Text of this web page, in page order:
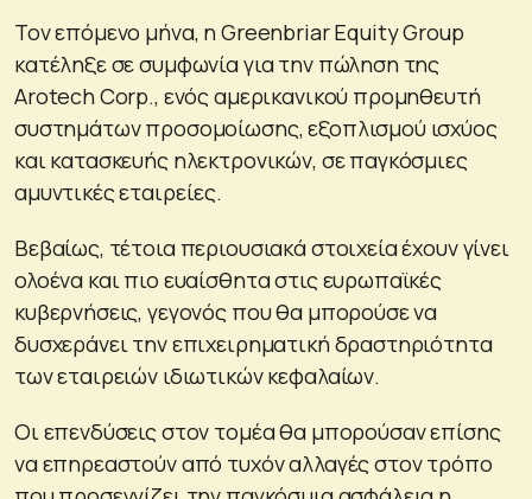
Τον επόμενο μήνα, η Greenbriar Equity Group
κατέληξε σε συμφωνία για την πώληση της
Arotech Corp., ενός αμερικανικού προμηθευτή
συστημάτων προσομοίωσης, εξοπλισμού ισχύος
και κατασκευής ηλεκτρονικών, σε παγκόσμιες
αμυντικές εταιρείες.
Βεβαίως, τέτοια περιουσιακά στοιχεία έχουν γίνει
ολοένα και πιο ευαίσθητα στις ευρωπαϊκές
κυβερνήσεις, γεγονός που θα μπορούσε να
δυσχεράνει την επιχειρηματική δραστηριότητα
των εταιρειών ιδιωτικών κεφαλαίων.
Οι επενδύσεις στον τομέα θα μπορούσαν επίσης
να επηρεαστούν από τυχόν αλλαγές στον τρόπο